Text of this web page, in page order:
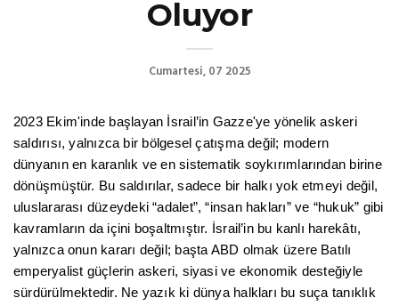
Oluyor
Cumartesi, 07 2025
2023 Ekim'inde başlayan İsrail’in Gazze'ye yönelik askeri
saldırısı, yalnızca bir bölgesel çatışma değil; modern
dünyanın en karanlık ve en sistematik soykırımlarından birine
dönüşmüştür. Bu saldırılar, sadece bir halkı yok etmeyi değil,
uluslararası düzeydeki “adalet”, “insan hakları” ve “hukuk” gibi
kavramların da içini boşaltmıştır. İsrail’in bu kanlı harekâtı,
yalnızca onun kararı değil; başta ABD olmak üzere Batılı
emperyalist güçlerin askeri, siyasi ve ekonomik desteğiyle
sürdürülmektedir. Ne yazık ki dünya halkları bu suça tanıklık